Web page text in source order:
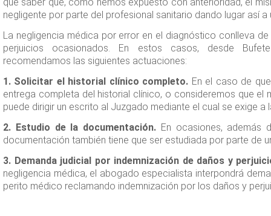
negligente por parte del profesional sanitario dando lugar así a
La negligencia médica por error en el diagnóstico conlleva
perjuicios ocasionados. En estos casos, desde
recomendamos las siguientes actuaciones:
1. Solicitar el historial clínico completo. En el caso de
entrega completa del historial clínico, o consideremos que
puede dirigir un escrito al Juzgado mediante el cual se exige
2. Estudio de la documentación. En ocasiones, además
documentación también tiene que ser estudiada por parte de
3. Demanda judicial por indemnización de daños y
negligencia médica, el abogado especialista interpondrá
perito médico reclamando indemnización por los daños y